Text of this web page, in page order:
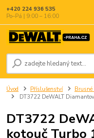
+420 224 936 535
Po–Pá | 9:00 – 16:00
Úvod Příslušenství Brusné
DT3722 DeWALT
DT3722
kotouč Turbo